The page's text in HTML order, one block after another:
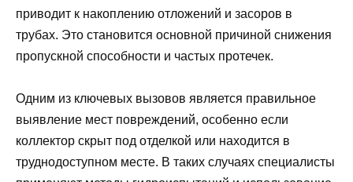
приводит к накоплению отложений и засоров в
трубах. Это становится основной причиной снижения
пропускной способности и частых протечек.
Одним из ключевых вызовов является правильное
выявление мест повреждений, особенно если
коллектор скрыт под отделкой или находится в
труднодоступном месте. В таких случаях специалисты